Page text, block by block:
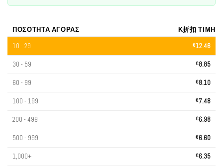
ΠΟΣΌΤΗΤΑ ΑΓΟΡΆΣ
Κ折扣 ΤΙΜΉ
10 - 29
€12.46
30 - 59 €8.85
60 - 99 €8.10
100 - 199 €7.48
200 - 499 €6.98
500 - 999 €6.60
1,000+ €6.35